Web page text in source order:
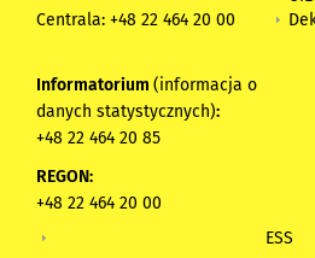
Centrala: +48 22 464 20 00
Informatorium (informacja o
danych statystycznych):
+48 22 464 20 85
REGON:
+48 22 464 20 00
ESS